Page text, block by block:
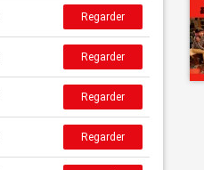
Regarder
Regarder
Regarder
Regarder